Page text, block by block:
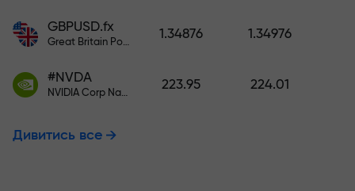
GBPUSD.fx
Great Britain Pound vs US Dollar
1.34876 1.34976
#NVDA
NVIDIA Corp Nasdaq Stock Exchange (Nasdaq) USD
223.95 224.01
Дивитись все